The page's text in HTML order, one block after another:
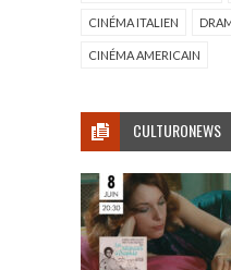
CINÉMA ITALIEN
CINÉMA AMERICAIN
CULTURONEWS